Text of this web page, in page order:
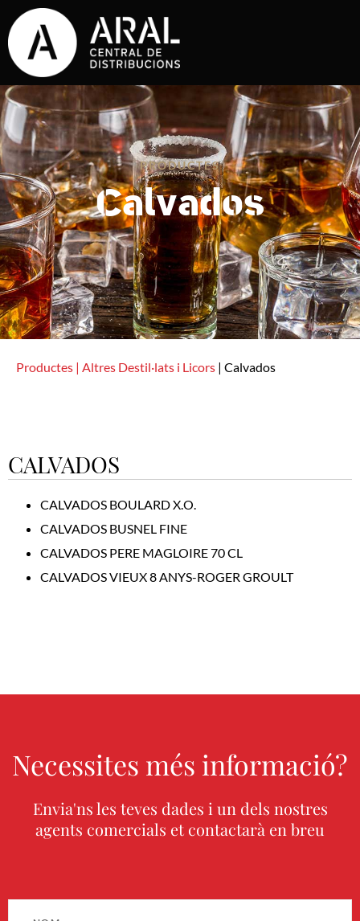
PRODUCTES
Calvados
Productes | Altres Destil·lats i Licors | Calvados
CALVADOS
CALVADOS BOULARD X.O.
CALVADOS BUSNEL FINE
CALVADOS PERE MAGLOIRE 70 CL
CALVADOS VIEUX 8 ANYS-ROGER GROULT
Necessites més informació?
Envia'ns les teves dades i un dels nostres
agents comercials et contactarà en breu